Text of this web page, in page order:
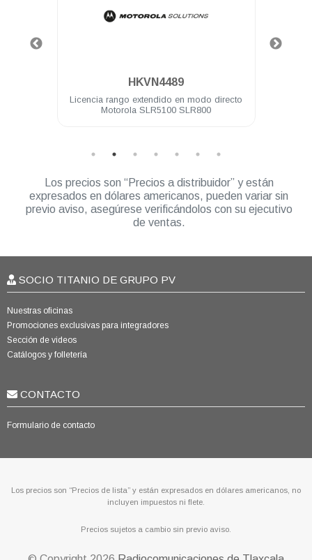
HKVN4489
Licencia rango extendido en modo directo
Motorola SLR5100 SLR800
Los precios son “Precios a distribuidor” y están
expresados en dólares americanos, pueden variar sin
previo aviso, asegúrese verificándolos con su ejecutivo
de ventas.
SOCIO TITANIO DE GRUPO PV
Nuestras oficinas
Promociones exclusivas para integradores
Sección de videos
Catálogos y folletería
CONTACTO
Formulario de contacto
Los precios son “Precios de lista” y están expresados en dólares americanos, no
incluyen impuestos ni flete.
Precios sujetos a cambio sin previo aviso.